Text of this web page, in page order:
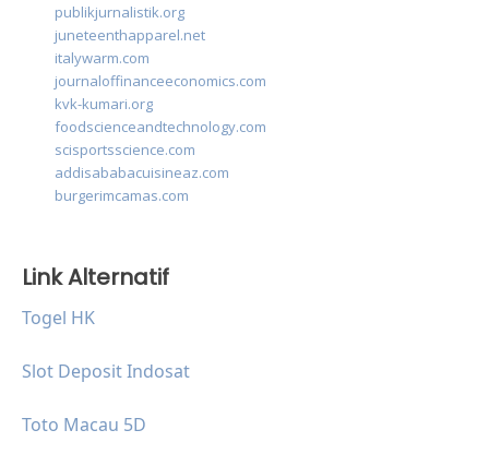
publikjurnalistik.org
juneteenthapparel.net
italywarm.com
journaloffinanceeconomics.com
kvk-kumari.org
foodscienceandtechnology.com
scisportsscience.com
addisababacuisineaz.com
burgerimcamas.com
Link Alternatif
Togel HK
Slot Deposit Indosat
Toto Macau 5D